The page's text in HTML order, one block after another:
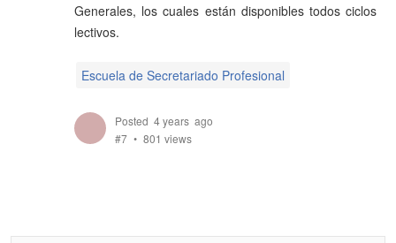
Generales, los cuales están disponibles todos ciclos
lectivos.
Escuela de Secretariado Profesional
Posted 4 years ago
#7
801 views